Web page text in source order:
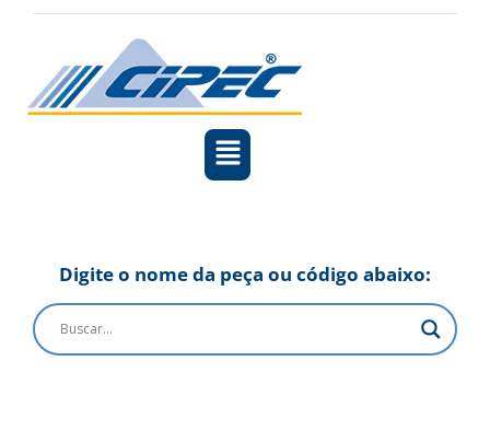
Digite o nome da peça ou código abaixo: